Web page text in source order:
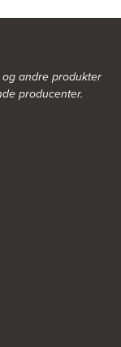
andre produkter
producenter.